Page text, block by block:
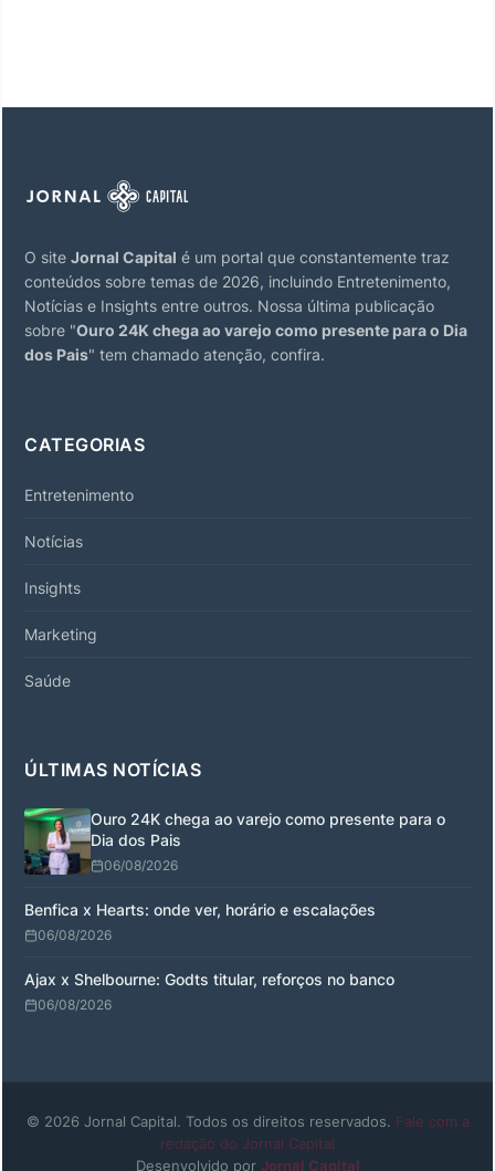
O site Jornal Capital é um portal que constantemente traz
conteúdos sobre temas de 2026, incluindo Entretenimento,
Notícias e Insights entre outros. Nossa última publicação
sobre "Ouro 24K chega ao varejo como presente para o Dia
dos Pais" tem chamado atenção, confira.
CATEGORIAS
Entretenimento
Notícias
Insights
Marketing
Saúde
ÚLTIMAS NOTÍCIAS
Ouro 24K chega ao varejo como presente para o
Dia dos Pais
06/08/2026
Benfica x Hearts: onde ver, horário e escalações
06/08/2026
Ajax x Shelbourne: Godts titular, reforços no banco
06/08/2026
© 2026 Jornal Capital. Todos os direitos reservados. Fale com a
redação do Jornal Capital
Desenvolvido por Jornal Capital